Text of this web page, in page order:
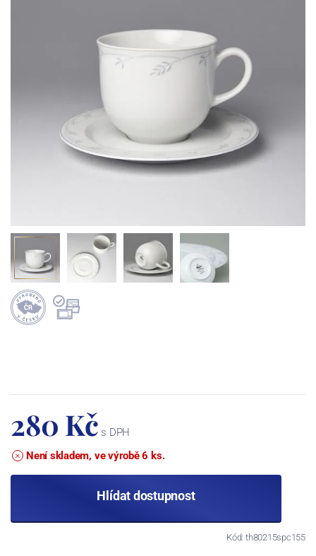
280 Kč s DPH
Není skladem, ve výrobě 6 ks.
Hlídat dostupnost
Kód: th80215spc155